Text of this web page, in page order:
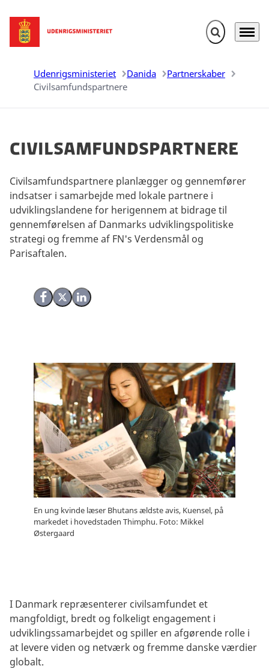
Gå til forsiden Fold søgefelt
Menu
Udenrigsministeriet Danida
Partnerskaber
Civilsamfundspartnere
Civilsamfundspartnere
Del på Facebook
Del på X (Twitter)
Del på LinkedIn
Civilsamfundspartnere planlægger og gennemfører
indsatser i samarbejde med lokale partnere i
udviklingslandene for herigennem at bidrage til
gennemførelsen af Danmarks udviklingspolitiske
strategi og fremme af FN's Verdensmål og
Parisaftalen.
En ung kvinde læser Bhutans ældste avis, Kuensel, på
markedet i hovedstaden Thimphu. Foto: Mikkel
Østergaard
I Danmark repræsenterer civilsamfundet et
mangfoldigt, bredt og folkeligt engagement i
udviklingssamarbejdet og spiller en afgørende rolle i
at levere viden og netværk og fremme danske værdier
globalt.